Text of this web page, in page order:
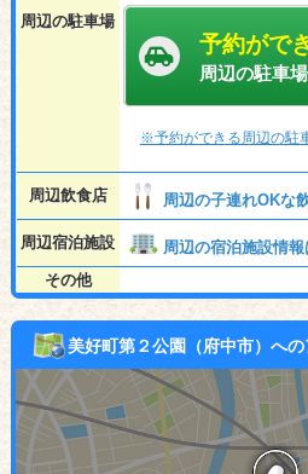
周辺の駐車場
予約がで
周辺の駐車場
※予約ができる周辺の駐
周辺飲食店 周辺の子連れOKな
周辺宿泊施設
周辺の宿泊施設情報
その他
美好町第２公園（府中市）への